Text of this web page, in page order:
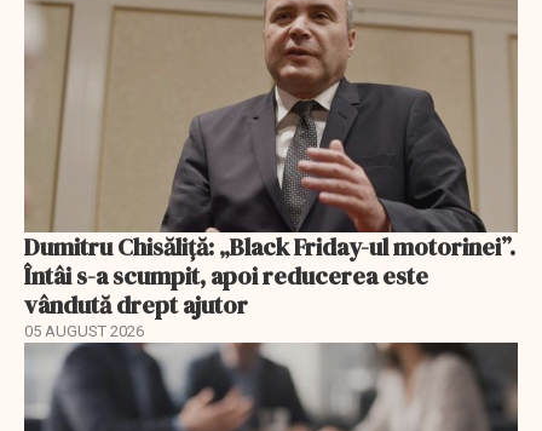
Dumitru Chisăliță: „Black Friday-ul motorinei”.
Întâi s-a scumpit, apoi reducerea este
vândută drept ajutor
05 AUGUST 2026